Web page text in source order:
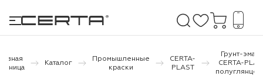
Каталог
Промышленные
краски
CERTA-
PLAST
Грунт-
CERTA-